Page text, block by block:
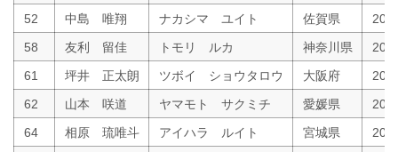
52
中島 唯翔 ナカシマ ユイト 佐賀県
58
友利 留佳 トモリ ルカ 神奈川県
61
坪井 正太朗 ツボイ ショウタロウ 大阪府
62
山本 咲道 ヤマモト サクミチ 愛媛県
64
相原 琉唯斗 アイハラ ルイト 宮城県